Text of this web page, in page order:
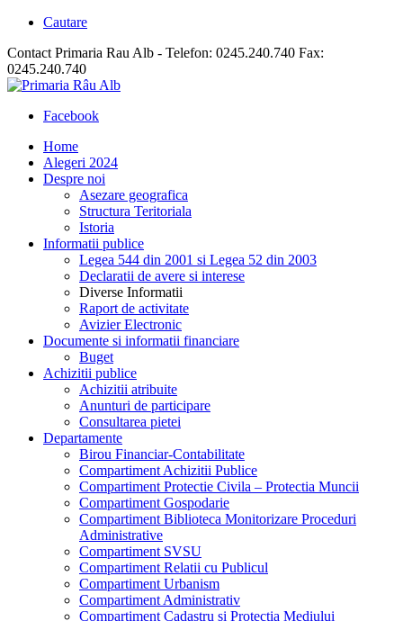
Cautare
Contact Primaria Rau Alb - Telefon: 0245.240.740 Fax:
0245.240.740
Facebook
Home
Alegeri 2024
Despre noi
Asezare geografica
Structura Teritoriala
Istoria
Informatii publice
Legea 544 din 2001 si Legea 52 din 2003
Declaratii de avere si interese
Diverse Informatii
Raport de activitate
Avizier Electronic
Documente si informatii financiare
Buget
Achizitii publice
Achizitii atribuite
Anunturi de participare
Consultarea pietei
Departamente
Birou Financiar-Contabilitate
Compartiment Achizitii Publice
Compartiment Protectie Civila – Protectia Muncii
Compartiment Gospodarie
Compartiment Biblioteca Monitorizare Proceduri
Administrative
Compartiment SVSU
Compartiment Relatii cu Publicul
Compartiment Urbanism
Compartiment Administrativ
Compartiment Cadastru si Protectia Mediului